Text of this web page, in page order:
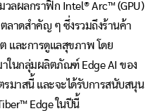
ลผลกราฟิก Intel® Arc™ (GPU)
ลาดสำคัญ ๆ ซึ่งรวมถึงร้านค้า
และการดูแลสุขภาพ โดย
ในกลุ่มผลิตภัณฑ์ Edge AI ของ
รมาสนี้ และจะได้รับการสนับสนุน
Edge ในปีนี้